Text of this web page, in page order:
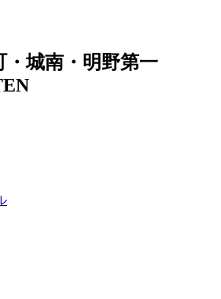
城南・明野第一